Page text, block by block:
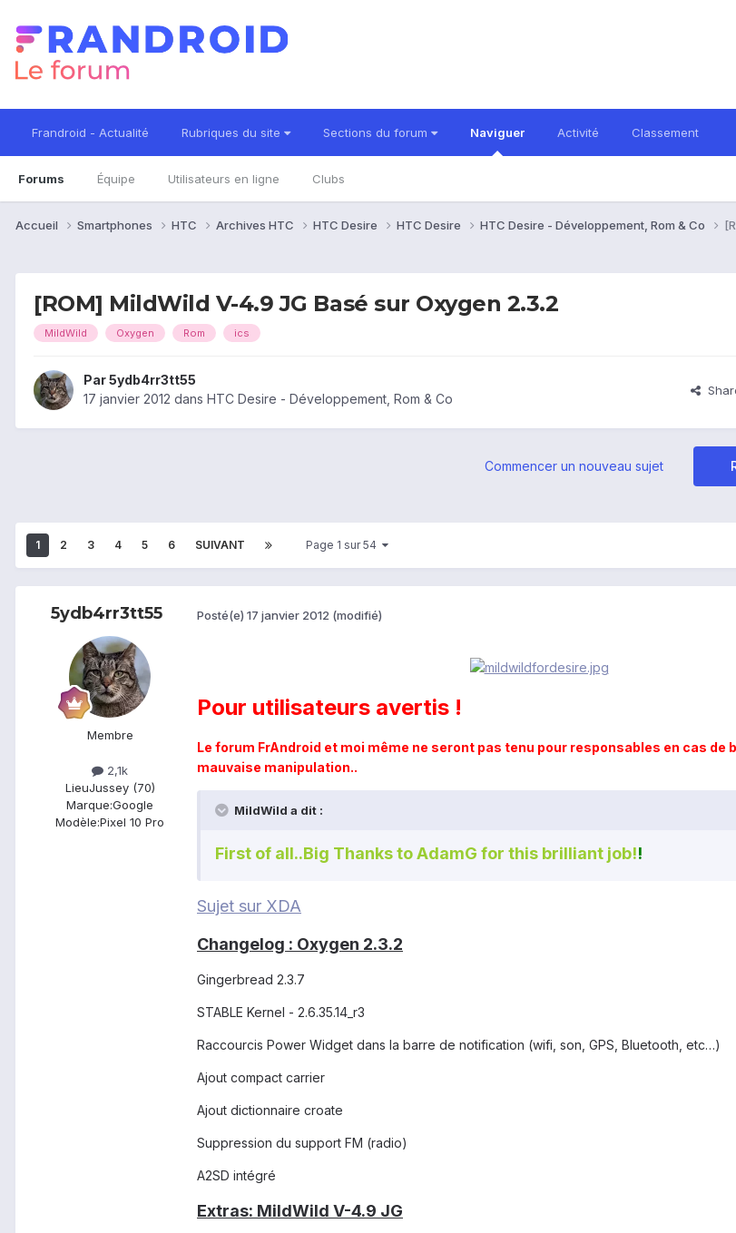
Frandroid - Actualité Rubriques du site Sections du forum Naviguer
Forums Équipe Utilisateurs en ligne Clubs
Activité Classement
Accueil Smartphones HTC Archives HTC HTC Desire HTC Desire HTC Desire - Développement, Rom & Co
[ROM] MildWild V-4.9 JG Basé sur Oxygen 2.3.2
MildWild Oxygen Rom ics
Par5ydb4rr3tt55
17 janvier 2012 dans HTC Desire - Développement, Rom & Co
Commencer un nouveau sujet
1 2 3 4 5 6 SUIVANT Page 1 sur 54
5ydb4rr3tt55
Membre
2,1k
LieuJussey (70)
Marque:Google
Modèle:Pixel 10 Pro
Posté(e) 17 janvier 2012 (modifié)
Pour utilisateurs avertis !
Le forum FrAndroid et moi même ne seront pas tenu pour responsables en cas de
mauvaise manipulation..
MildWild a dit :
First of all..Big Thanks to AdamG for this brilliant job!!
Sujet sur XDA
Changelog : Oxygen 2.3.2
Gingerbread 2.3.7
STABLE Kernel - 2.6.35.14_r3
Raccourcis Power Widget dans la barre de notification (wifi, son, GPS, Bluetooth, etc…)
Ajout compact carrier
Ajout dictionnaire croate
Suppression du support FM (radio)
A2SD intégré
Extras: MildWild V-4.9 JG